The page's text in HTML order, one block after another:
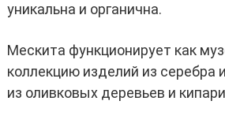
уникальна и органична.
Мескита функционирует как
коллекцию изделий из
из оливковых деревьев и